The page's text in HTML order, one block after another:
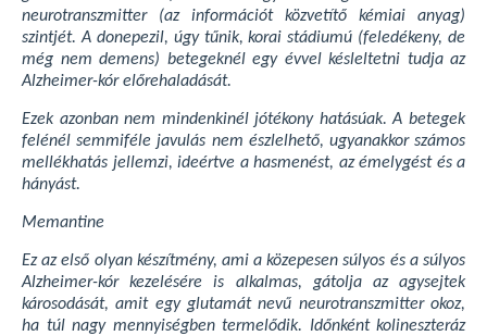
neurotranszmitter (az információt közvetítő kémiai anyag)
szintjét. A donepezil, úgy tűnik, korai stádiumú (feledékeny, de
még nem demens) betegeknél egy évvel késleltetni tudja az
Alzheimer-kór előrehaladását.
Ezek azonban nem mindenkinél jótékony hatásúak. A betegek
felénél semmiféle javulás nem észlelhető, ugyanakkor számos
mellékhatás jellemzi, ideértve a hasmenést, az émelygést és a
hányást.
Memantine
Ez az első olyan készítmény, ami a közepesen súlyos és a súlyos
Alzheimer-kór kezelésére is alkalmas, gátolja az agysejtek
károsodását, amit egy glutamát nevű neurotranszmitter okoz,
ha túl nagy mennyiségben termelődik. Időnként kolineszteráz